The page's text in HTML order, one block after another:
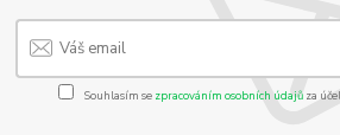
Souhlasím se zpracováním osobních údajůza